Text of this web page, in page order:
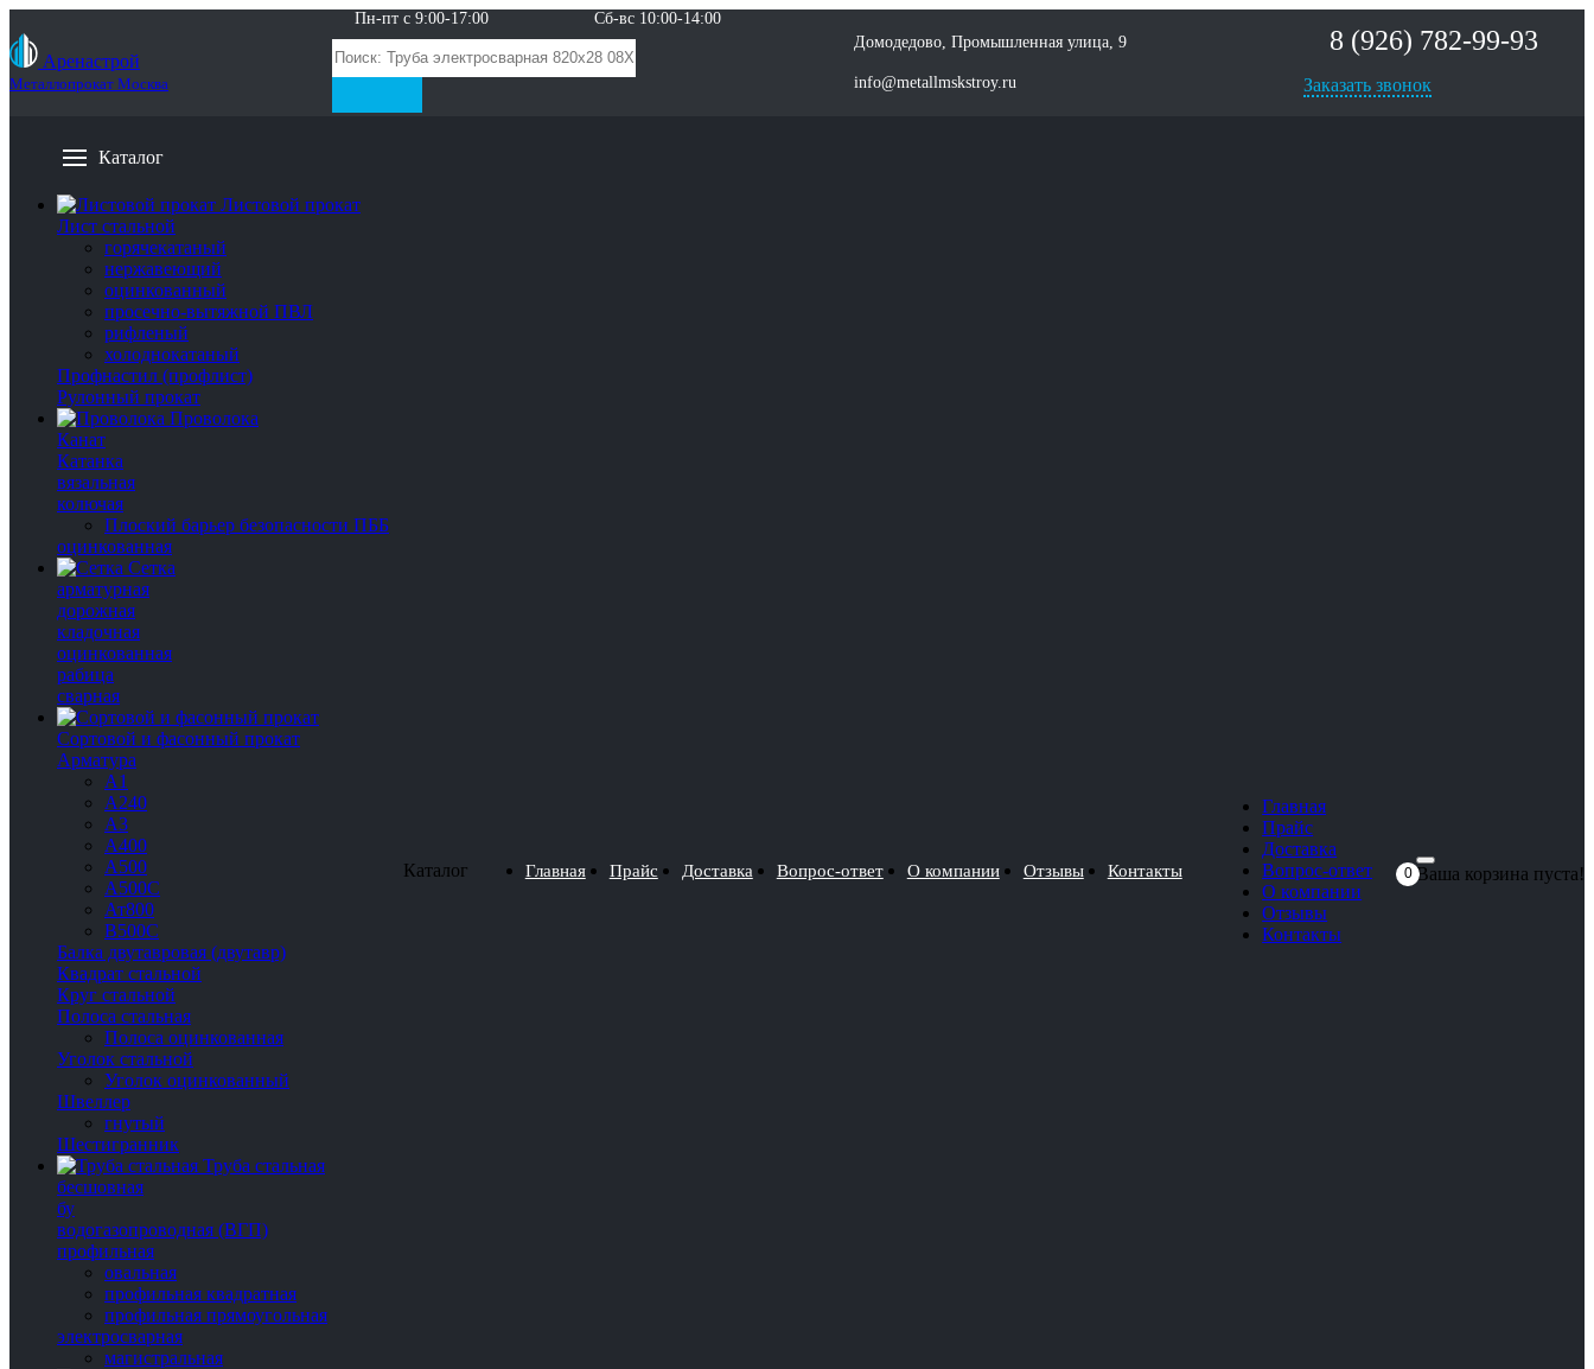
Аренастрой
Металлопрокат Москва
Пн-пт с 9:00-17:00
Сб-вс 10:00-14:00
Домодедово, Промышленная улица, 9
info@metallmskstroy.ru
8 (926) 782-99-93
Заказать звонок
Каталог
Листовой прокат
Лист стальной
горячекатаный
нержавеющий
оцинкованный
просечно-вытяжной ПВЛ
рифленый
холоднокатаный
Профнастил (профлист)
Рулонный прокат
Проволока
Канат
Катанка
вязальная
колючая
Плоский барьер безопасности ПББ
оцинкованная
Сетка
арматурная
дорожная
кладочная
оцинкованная
рабица
сварная
Сортовой и фасонный прокат
Арматура
А1
А240
А3
А400
А500
А500С
Ат800
В500С
Балка двутавровая (двутавр)
Квадрат стальной
Круг стальной
Полоса стальная
Полоса оцинкованная
Уголок стальной
Уголок оцинкованный
Швеллер
гнутый
Шестигранник
Труба стальная
бесшовная
бу
водогазопроводная (ВГП)
профильная
овальная
профильная квадратная
профильная прямоугольная
электросварная
магистральная
Каталог Главная Прайс Доставка Вопрос-ответ О компании Отзывы Контакты
Главная
Прайс
Доставка
Вопрос-ответ
О компании
Отзывы
Контакты
0 Ваша корзина пуста!